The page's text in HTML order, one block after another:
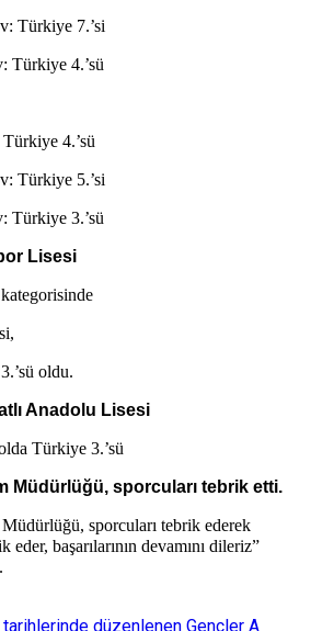
Türkiye 7.’si
Türkiye 4.’sü
4.’sü
Türkiye 5.’si
Türkiye 3.’sü
Lisesi
oldu.
Anadolu Lisesi
Türkiye 3.’sü
Müdürlüğü, sporcuları tebrik etti.
sporcuları tebrik ederek
başarılarının devamını dileriz”
tarihlerinde düzenlenen Gençler A